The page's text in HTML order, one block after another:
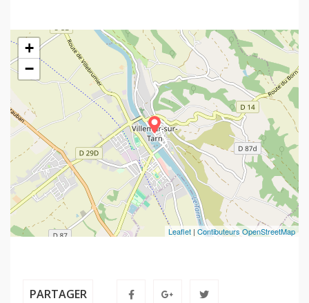
+
−
Leaflet | Contibuteurs OpenStreetMap
PARTAGER